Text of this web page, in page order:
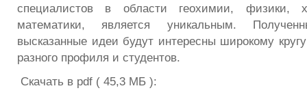
специалистов в области геохимии, физики,
математики, является уникальным.
высказанные идеи будут интересны широкому
разного профиля и студентов.
Скачать в pdf ( 45,3 МБ ):